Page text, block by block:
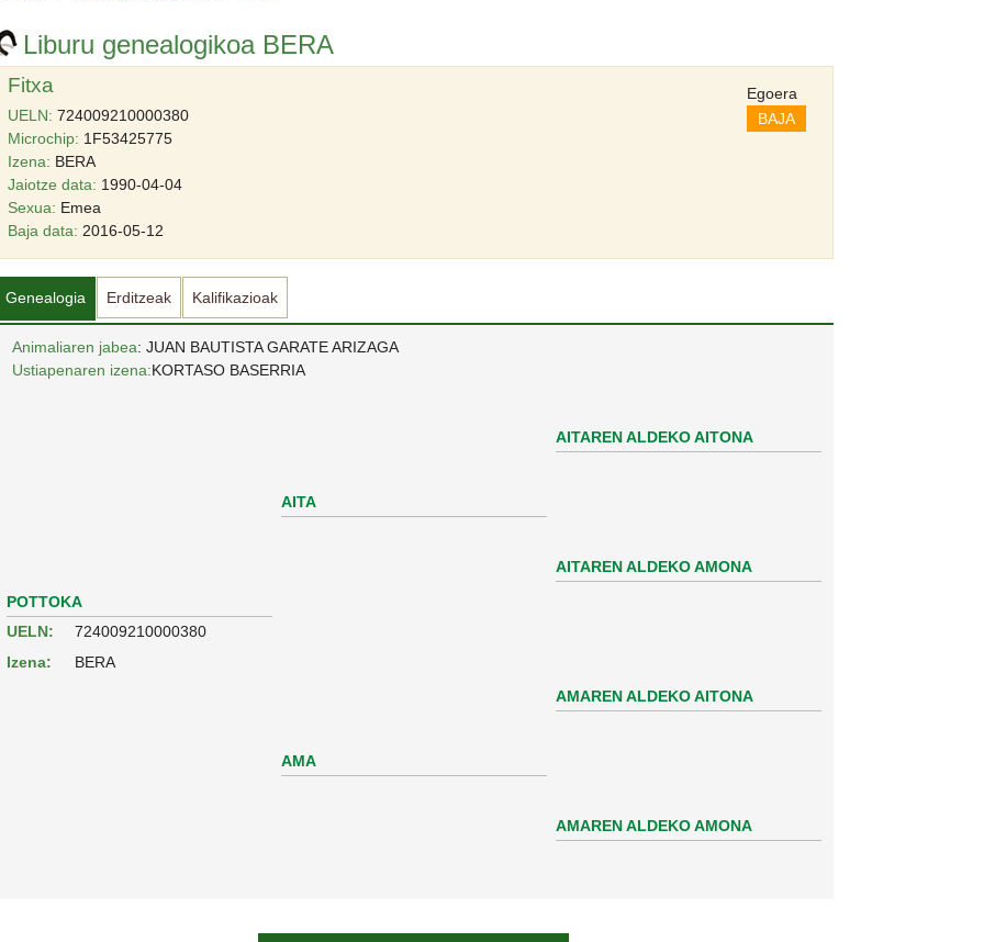
Liburu genealogikoa BERA
Fitxa
UELN: 724009210000380
Microchip: 1F53425775
Izena: BERA
Jaiotze data: 1990-04-04
Sexua: Emea
Egoera
BAJA
Baja data: 2016-05-12
Genealogia Erditzeak Kalifikazioak
Animaliaren jabea: JUAN BAUTISTA GARATE ARIZAGA
Ustiapenaren izena:KORTASO BASERRIA
POTTOKA
UELN:
724009210000380
Izena:
BERA
AITA
AITAREN ALDEKO AITONA
AITAREN ALDEKO AMONA
AMA
AMAREN ALDEKO AITONA
AMAREN ALDEKO AMONA